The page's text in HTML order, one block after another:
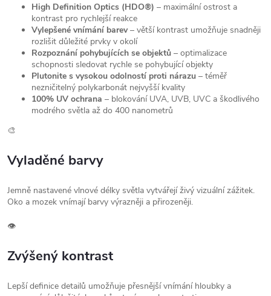
High Definition Optics (HDO®) – maximální ostrost a
kontrast pro rychlejší reakce
Vylepšené vnímání barev– větší kontrast umožňuje snadněji
rozlišit důležité prvky v okolí
Rozpoznání pohybujících se objektů – optimalizace
schopnosti sledovat rychle se pohybující objekty
Plutonite s vysokou odolností proti nárazu – téměř
nezničitelný polykarbonát nejvyšší kvality
100% UV ochrana – blokování UVA, UVB, UVC a škodlivého
modrého světla až do 400 nanometrů
🎨
Vyladěné barvy
Jemně nastavené vlnové délky světla vytvářejí živý vizuální zážitek.
Oko a mozek vnímají barvy výrazněji a přirozeněji.
👁️
Zvýšený kontrast
Lepší definice detailů umožňuje přesnější vnímání hloubky a